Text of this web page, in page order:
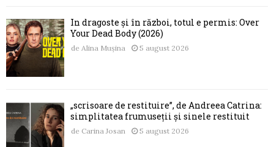
În dragoste și în război, totul e permis: Over
Your Dead Body (2026)
de Alina Mușina 5 august 2026
„scrisoare de restituire”, de Andreea Catrina:
simplitatea frumuseții și sinele restituit
de Carina Josan 5 august 2026